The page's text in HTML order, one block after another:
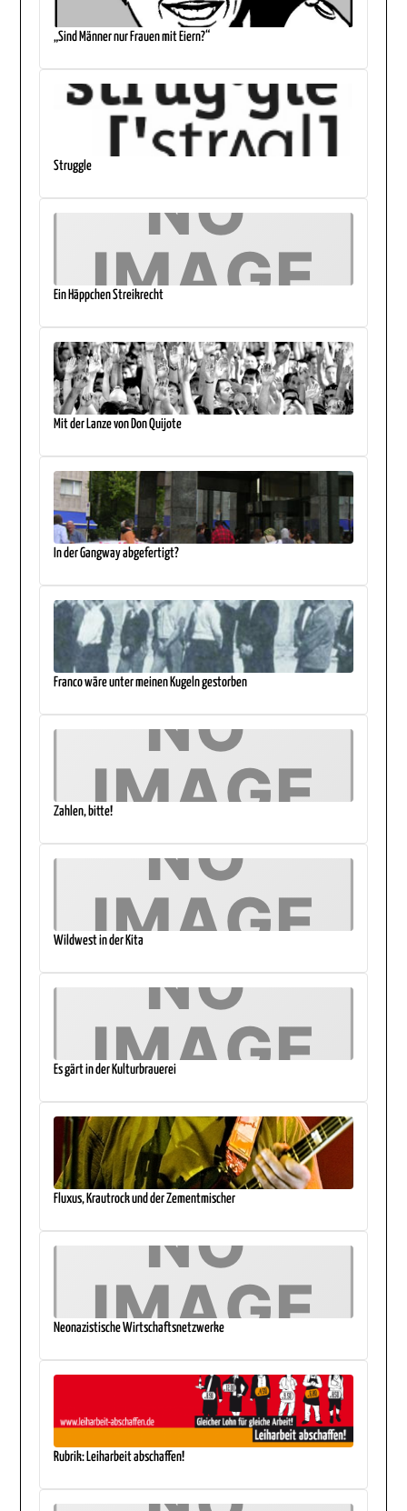
„Sind Männer nur Frauen mit Eiern?“
Struggle
Ein Häppchen Streikrecht
Mit der Lanze von Don Quijote
In der Gangway abgefertigt?
Franco wäre unter meinen Kugeln gestorben
Zahlen, bitte!
Wildwest in der Kita
Es gärt in der Kulturbrauerei
Fluxus, Krautrock und der Zementmischer
Neonazistische Wirtschaftsnetzwerke
Rubrik: Leiharbeit abschaffen!